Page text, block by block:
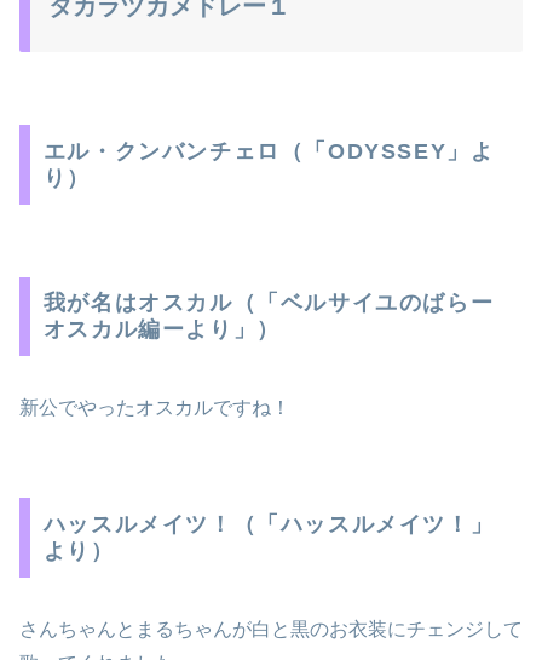
タカラヅカメドレー１
エル・クンバンチェロ（「ODYSSEY」よ
り）
我が名はオスカル（「ベルサイユのばらー
オスカル編ーより」）
新公でやったオスカルですね！
ハッスルメイツ！（「ハッスルメイツ！」
より）
さんちゃんとまるちゃんが白と黒のお衣装にチェンジして